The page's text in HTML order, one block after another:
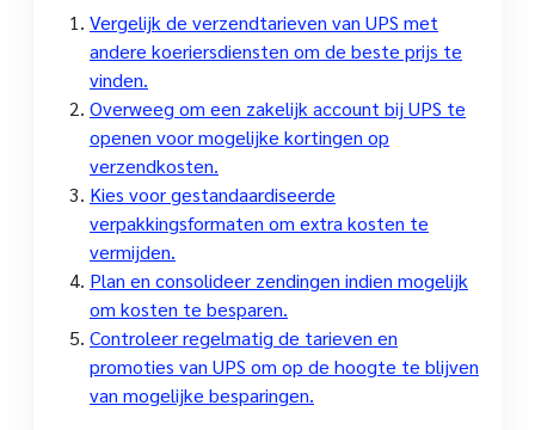
Vergelijk de verzendtarieven van UPS met
andere koeriersdiensten om de beste prijs te
vinden.
Overweeg om een zakelijk account bij UPS te
openen voor mogelijke kortingen op
verzendkosten.
Kies voor gestandaardiseerde
verpakkingsformaten om extra kosten te
vermijden.
Plan en consolideer zendingen indien mogelijk
om kosten te besparen.
Controleer regelmatig de tarieven en
promoties van UPS om op de hoogte te blijven
van mogelijke besparingen.